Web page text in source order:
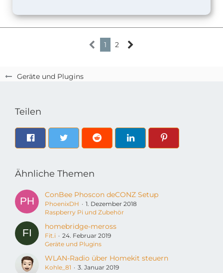
Geräte und Plugins
1 2
Teilen
Ähnliche Themen
ConBee Phoscon deCONZ Setup
PhoenixDH
1. Dezember 2018
Raspberry Pi und Zubehör
homebridge-meross
Fit.i
24. Februar 2019
Geräte und Plugins
WLAN-Radio über Homekit steuern
Kohle_81
3. Januar 2019